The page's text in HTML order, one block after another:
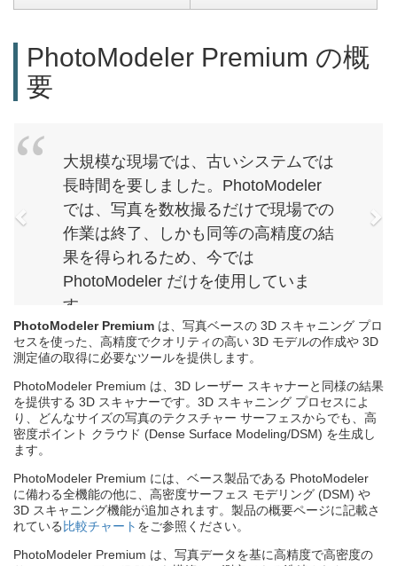
PhotoModeler Premium の概
要
大規模な現場では、古いシステムでは
長時間を要しました。PhotoModeler
では、写真を数枚撮るだけで現場での
作業は終了、しかも同等の高精度の結
果を得られるため、今では
PhotoModeler だけを使用していま
す。
- Salt Lake County 保安官代理/マイク アンダー
PhotoModeler Premiumは、写真ベースの 3D スキャニング プロ
セスを使った、高精度でクオリティの高い 3D モデルの作成や 3D
測定値の取得に必要なツールを提供します。
PhotoModeler Premium は、3D レーザー スキャナーと同様の結果
を提供する 3D スキャナーです。3D スキャニング プロセスによ
り、どんなサイズの写真のテクスチャー サーフェスからでも、高
密度ポイント クラウド (Dense Surface Modeling/DSM) を生成し